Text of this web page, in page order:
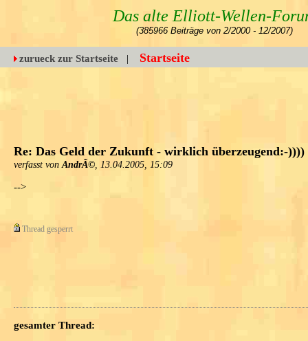
Das alte Elliott-Wellen-
(385966 Beiträge von 2/2000 - 12/2007)
zurueck zur Startseite | Startseite
Re: Das Geld der Zukunft - wirklich überzeugend:-))))
verfasst vonAndrÃ©, 13.04.2005, 15:09
-->
Thread gesperrt
gesamter Thread: